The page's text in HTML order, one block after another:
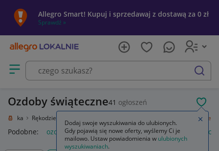
Allegro Smart! Kupuj i sprzedawaj z dostawą za 0 zł
Sprawdź »
Otwórz menu z kategoriami
szukaj
Ozdoby świąteczne41 ogłoszeń
i sztuka Rękodzieło Ozdoby świąteczne
Podobne: ozdoby świąteczne ozdoby świąteczne boże
Dodaj swoje wyszukiwania do ulubionych.
Gdy pojawią się nowe oferty, wyślemy Ci je
mailowo. Ustaw powiadomienia w ulubionych
wyszukiwaniach.